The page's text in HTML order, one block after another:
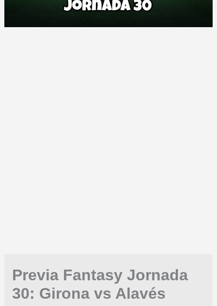
Previa Fantasy Jornada
30: Girona vs Alavés